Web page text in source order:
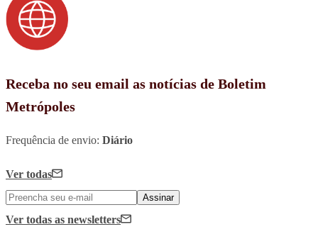
Receba no seu email as notícias de Boletim
Metrópoles
Frequência de envio: Diário
Ver todas
Assinar
Ver todas as newsletters